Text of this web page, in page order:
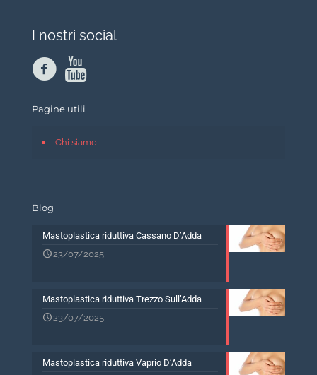
I nostri social
Pagine utili
Chi siamo
Blog
Mastoplastica riduttiva Cassano D’Adda
23/07/2025
Mastoplastica riduttiva Trezzo Sull’Adda
23/07/2025
Mastoplastica riduttiva Vaprio D’Adda